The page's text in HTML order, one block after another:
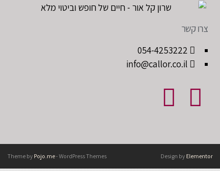
צרו קשר
054-4253222
info@callor.co.il
Theme by Pojo.me- WordPress Themes Design by Elementor